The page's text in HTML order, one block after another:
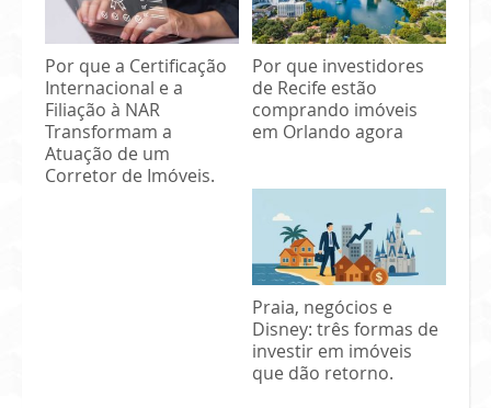
Por que a Certificação
Internacional e a
Filiação à NAR
Transformam a
Atuação de um
Corretor de Imóveis.
Por que investidores
de Recife estão
comprando imóveis
em Orlando agora
Praia, negócios e
Disney: três formas de
investir em imóveis
que dão retorno.